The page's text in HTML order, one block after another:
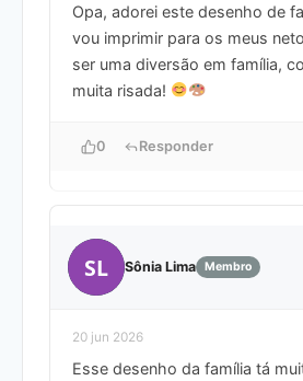
Opa, adorei este desenho de
vou imprimir para os meus
ser uma diversão em família,
muita risada!
0 Responder
SL Sônia Lima Membro
20 jun 2026
Esse desenho da família tá